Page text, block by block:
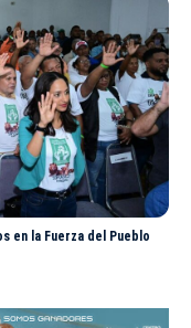
en la Fuerza del Pueblo